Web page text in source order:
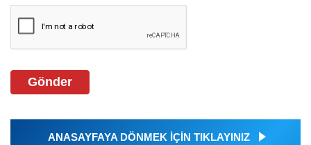
Gönder
ANASAYFAYA DÖNMEK İÇİN TIKLAYINIZ